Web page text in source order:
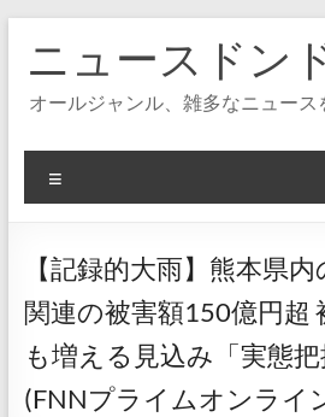
へ
ニュースドン
オールジャンル、雑多なニュー
ニ
ー
【記録的大雨】熊本県
関連の被害額150億円超
も増える見込み「実態把
(FNNプライムオンライ